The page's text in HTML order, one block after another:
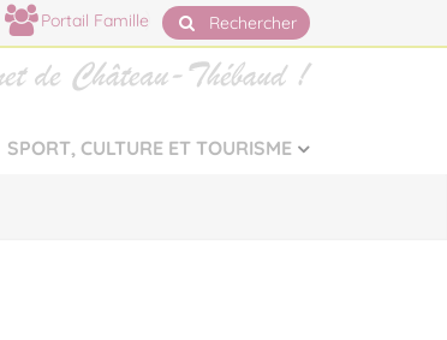
Portail Famille Rechercher
SPORT, CULTURE ET TOURISME